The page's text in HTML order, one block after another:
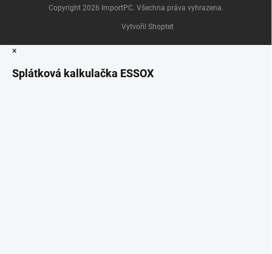
Vytvořil Shoptet
Copyright 2026 ImportPC . Všechna práva vyhrazena.
×
Splátková kalkulačka ESSOX